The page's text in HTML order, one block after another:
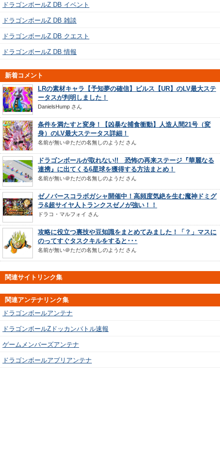
ドラゴンボールZ DB イベント
ドラゴンボールZ DB 雑談
ドラゴンボールZ DB クエスト
ドラゴンボールZ DB 情報
新着コメント
LRの素材キャラ【予知夢の確信】ビルス【UR】のLV最大ステ
ータスが判明しました！
DanielsHump さん
条件を満たすと変身！【凶暴な捕食衝動】人造人間21号（変
身）のLV最大ステータス詳細！
名前が無い＠ただの名無しのようだ さん
ドラゴンボールが取れない!! 恐怖の再来ステージ『華麗なる
連携』に出てくる6星球を獲得する方法まとめ！
名前が無い＠ただの名無しのようだ さん
ゼノバースコラボガシャ開催中！高頻度気絶を生む魔神ドミグ
ラ&超サイヤ人トランクスゼノが強い！！
ドラコ・マルフォイ さん
攻略に役立つ裏技や豆知識をまとめてみました！「？」マスに
のってすぐタスクキルをすると･･･
名前が無い＠ただの名無しのようだ さん
関連サイトリンク集
関連アンテナリンク集
ドラゴンボールアンテナ
ドラゴンボールZドッカンバトル速報
ゲームメンバーズアンテナ
ドラゴンボールアプリアンテナ